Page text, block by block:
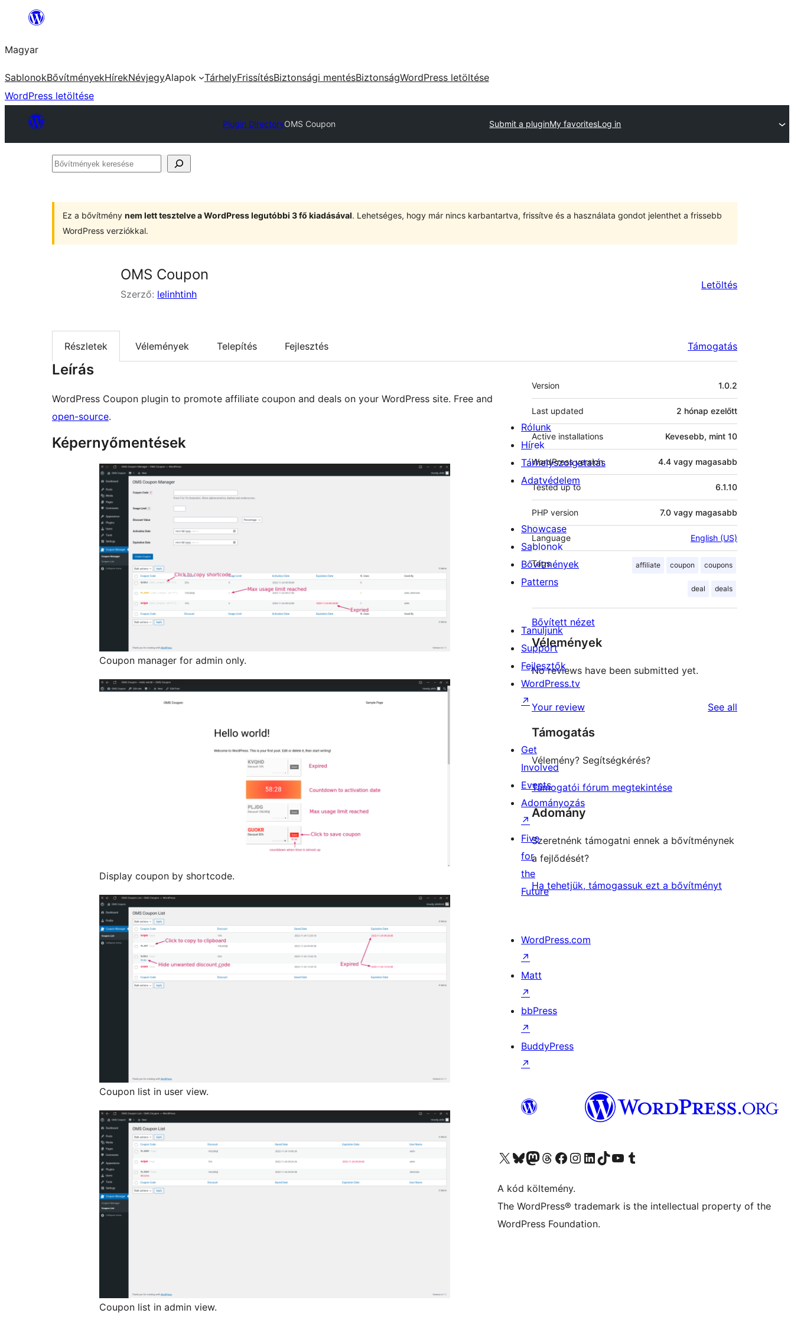
Ugrás
tartalomhoz
Magyar
SablonokBővítményekHírekNévjegyAlapok TárhelyFrissítésBiztonsági mentésBiztonságWordPress letöltése
WordPress letöltése
Plugin DirectoryOMS Coupon Submit a pluginMy favoritesLog in
Bővítmények
Ez a bővítmény nem lett tesztelve a WordPress legutóbbi 3 fő kiadásával. Lehetséges, hogy már nincs karbantartva, frissítve és a használata gondot jelenthet a frissebb
WordPress verziókkal.
OMS Coupon
Szerző: lelinhtinh
Letöltés
Részletek Vélemények Telepítés Fejlesztés Támogatás
Leírás
WordPress Coupon plugin to promote affiliate coupon and deals on your WordPress site. Free and
open-source.
Képernyőmentések
Coupon manager for admin only.
Display coupon by shortcode.
Coupon list in user view.
Coupon list in admin view.
Meta
Version 1.0.2
Last updated 2 hónap ezelőtt
Active installations Kevesebb, mint 10
WordPress version 4.4 vagy magasabb
Tested up to 6.1.10
PHP version 7.0 vagy magasabb
Language English (US)
Tags affiliate coupon coupons
deal deals
Bővített nézet
Vélemények
No reviews have been submitted yet.
Your review See all
Támogatás
Vélemény? Segítségkérés?
Támogatói fórum megtekintése
Adomány
Szeretnénk támogatni ennek a bővítménynek
a fejlődését?
Ha tehetjük, támogassuk ezt a bővítményt
Rólunk
Hírek
Tárhelyszolgatatás
Adatvédelem
Showcase
Sablonok
Bővítmények
Patterns
Tanuljunk
Support
Fejlesztők
WordPress.tv
↗
Get
Involved
Events
Adományozás
↗
Five
for
the
Future
WordPress.com
↗
Matt
↗
bbPress
↗
BuddyPress
↗
Visit our X (formerly Twitter) account
Visit our Bluesky account
Twitter csatornánk
Visit our Threads account
Facebook oldalunk megtekintése
Visit our Instagram account
Visit our LinkedIn account
Visit our TikTok account
Visit our YouTube channel
Visit our Tumblr account
A kód költemény.
The WordPress® trademark is the intellectual property of the
WordPress Foundation.